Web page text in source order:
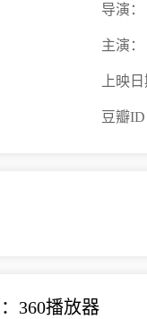
导演：
主演：
上映
豆瓣
360播放器